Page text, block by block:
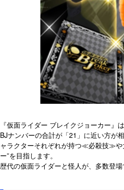
『仮面ライダー ブレイクジョーカー』
BJナンバーの合計が「21」に近い方が
ャラクターそれぞれが持つ≪必殺技≫
ー”を目指します。
歴代の仮面ライダーと怪人が、多数登